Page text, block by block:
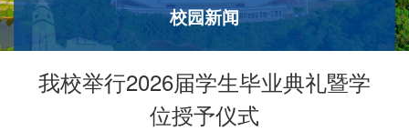
校园新闻
我校举行2026届学生毕业典礼暨学
位授予仪式